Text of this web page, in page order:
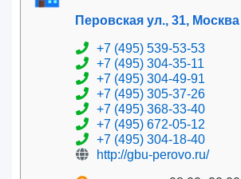
Перовская ул., 31, Москва
+7 (495) 539-53-53
+7 (495) 304-35-11
+7 (495) 304-49-91
+7 (495) 305-37-26
+7 (495) 368-33-40
+7 (495) 672-05-12
+7 (495) 304-18-40
http://gbu-perovo.ru/